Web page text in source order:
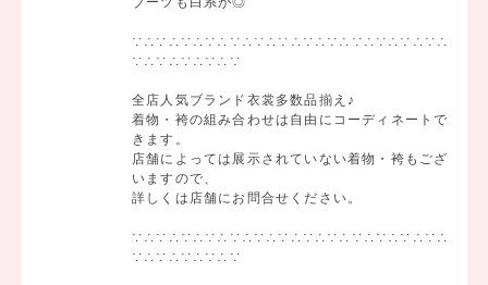
∵∴∵∴∵∴∵∴∵∴∵∴∵∴∵∴∵∴∵∴∵∴∵∴∵∴
∵∴∵∴∵∴∵∴∵
全店人気ブランド衣裳多数品揃え♪
着物・袴の組み合わせは自由にコーディネートで
きます。
店舗によっては展示されていない着物・袴もござ
いますので、
詳しくは店舗にお問合せください。
∵∴∵∴∵∴∵∴∵∴∵∴∵∴∵∴∵∴∵∴∵∴∵∴∵∴
∵∴∵∴∵∴∵∴∵